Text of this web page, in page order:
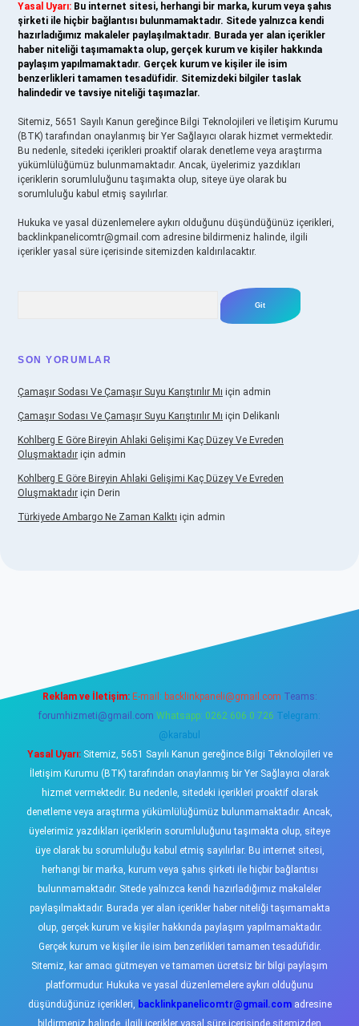
Yasal Uyarı: Bu internet sitesi, herhangi bir marka, kurum veya şahıs
şirketi ile hiçbir bağlantısı bulunmamaktadır. Sitede yalnızca kendi
hazırladığımız makaleler paylaşılmaktadır. Burada yer alan içerikler
haber niteliği taşımamakta olup, gerçek kurum ve kişiler hakkında
paylaşım yapılmamaktadır. Gerçek kurum ve kişiler ile isim
benzerlikleri tamamen tesadüfidir. Sitemizdeki bilgiler taslak
halindedir ve tavsiye niteliği taşımazlar.
Sitemiz, 5651 Sayılı Kanun gereğince Bilgi Teknolojileri ve İletişim Kurumu
(BTK) tarafından onaylanmış bir Yer Sağlayıcı olarak hizmet vermektedir.
Bu nedenle, sitedeki içerikleri proaktif olarak denetleme veya araştırma
yükümlülüğümüz bulunmamaktadır. Ancak, üyelerimiz yazdıkları
içeriklerin sorumluluğunu taşımakta olup, siteye üye olarak bu
sorumluluğu kabul etmiş sayılırlar.
Hukuka ve yasal düzenlemelere aykırı olduğunu düşündüğünüz içerikleri,
backlinkpanelicomtr@gmail.com adresine bildirmeniz halinde, ilgili
içerikler yasal süre içerisinde sitemizden kaldırılacaktır.
SON YORUMLAR
Çamaşır Sodası Ve Çamaşır Suyu Karıştırılır Mı için admin
Çamaşır Sodası Ve Çamaşır Suyu Karıştırılır Mı için Delikanlı
Kohlberg E Göre Bireyin Ahlaki Gelişimi Kaç Düzey Ve Evreden
Oluşmaktadır için admin
Kohlberg E Göre Bireyin Ahlaki Gelişimi Kaç Düzey Ve Evreden
Oluşmaktadır için Derin
Türkiyede Ambargo Ne Zaman Kalktı için admin
Reklam ve İletişim: E-mail: backlinkpaneli@gmail.com Teams:
forumhizmeti@gmail.com Whatsapp: 0262 606 0 726 Telegram:
@karabul
Yasal Uyarı:Sitemiz, 5651 Sayılı Kanun gereğince Bilgi Teknolojileri ve
İletişim Kurumu (BTK) tarafından onaylanmış bir Yer Sağlayıcı olarak
hizmet vermektedir. Bu nedenle, sitedeki içerikleri proaktif olarak
denetleme veya araştırma yükümlülüğümüz bulunmamaktadır. Ancak,
üyelerimiz yazdıkları içeriklerin sorumluluğunu taşımakta olup, siteye
üye olarak bu sorumluluğu kabul etmiş sayılırlar. Bu internet sitesi,
herhangi bir marka, kurum veya şahıs şirketi ile hiçbir bağlantısı
bulunmamaktadır. Sitede yalnızca kendi hazırladığımız makaleler
paylaşılmaktadır. Burada yer alan içerikler haber niteliği taşımamakta
olup, gerçek kurum ve kişiler hakkında paylaşım yapılmamaktadır.
Gerçek kurum ve kişiler ile isim benzerlikleri tamamen tesadüfidir.
Sitemiz, kar amacı gütmeyen ve tamamen ücretsiz bir bilgi paylaşım
platformudur. Hukuka ve yasal düzenlemelere aykırı olduğunu
düşündüğünüz içerikleri, backlinkpanelicomtr@gmail.comadresine
bildirmeniz halinde, ilgili içerikler yasal süre içerisinde sitemizden